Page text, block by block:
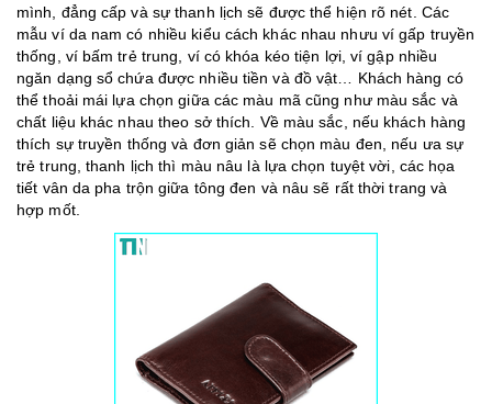
mình, đẳng cấp và sự thanh lịch sẽ được thể hiện rõ nét. Các
mẫu ví da nam có nhiều kiểu cách khác nhau nhưu ví gấp truyền
thống, ví bấm trẻ trung, ví có khóa kéo tiện lợi, ví gập nhiều
ngăn dạng sổ chứa được nhiều tiền và đồ vật… Khách hàng có
thể thoải mái lựa chọn giữa các màu mã cũng như màu sắc và
chất liệu khác nhau theo sở thích. Về màu sắc, nếu khách hàng
thích sự truyền thống và đơn giản sẽ chọn màu đen, nếu ưa sự
trẻ trung, thanh lịch thì màu nâu là lựa chọn tuyệt vời, các họa
tiết vân da pha trộn giữa tông đen và nâu sẽ rất thời trang và
hợp mốt.